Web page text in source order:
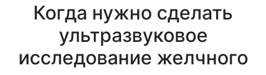
Когда нужно сделать
ультразвуковое
исследование желчного